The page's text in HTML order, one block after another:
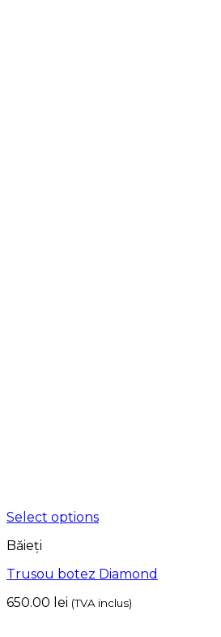
Select options
Băieți
Trusou botez Diamond
650.00 lei (TVA inclus)